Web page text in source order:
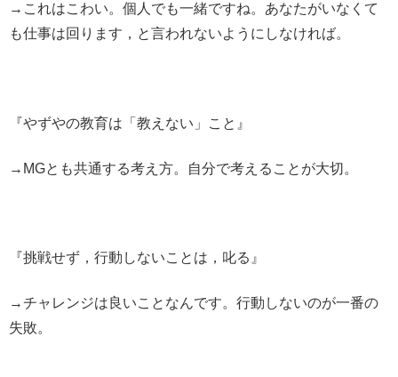
→これはこわい。個人でも一緒ですね。あなたがいなくて
も仕事は回ります，と言われないようにしなければ。
『やずやの教育は「教えない」こと』
→MGとも共通する考え方。自分で考えることが大切。
『挑戦せず，行動しないことは，叱る』
→チャレンジは良いことなんです。行動しないのが一番の
失敗。